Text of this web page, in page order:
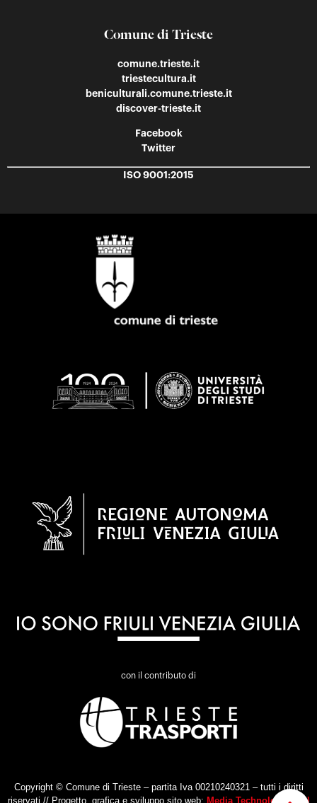
Comune di Trieste
comune.trieste.it
triestecultura.it
beniculturali.comune.trieste.it
discover-trieste.it
Facebook
Twitter
ISO 9001:2015
con il contributo di
Copyright © Comune di Trieste – partita Iva 00210240321 – tutti i diritti
riservati // Progetto, grafica e sviluppo sito web: Media Technologies Srl